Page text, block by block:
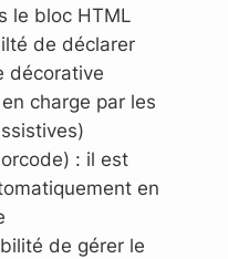
le bloc HTML
de déclarer
décorative
charge par les
: il est
en
de gérer le